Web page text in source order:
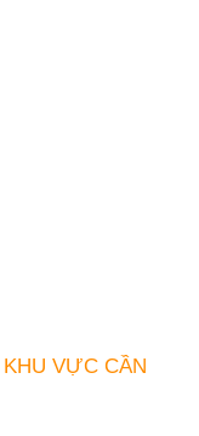
VỰC CẦN